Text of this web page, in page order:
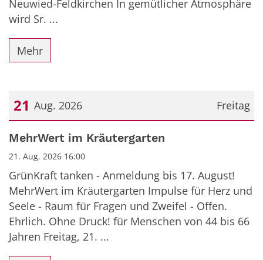
Neuwied-Feldkirchen In gemütlicher Atmosphäre
wird Sr. ...
Mehr
Freitag
21 Aug. 2026
Datum: 21. August 2026
MehrWert im Kräutergarten
21. Aug. 2026 16:00
GrünKraft tanken - Anmeldung bis 17. August!
MehrWert im Kräutergarten Impulse für Herz und
Seele - Raum für Fragen und Zweifel - Offen.
Ehrlich. Ohne Druck! für Menschen von 44 bis 66
Jahren Freitag, 21. ...